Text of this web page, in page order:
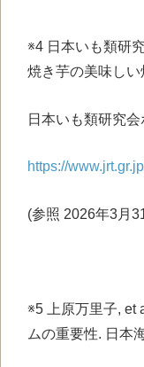
※4 日本いも類研
焼き芋の美味し
日本いも類研究
https://
(参照 2026年3月
※5 上原万里子, et
ムの重要性. 日本